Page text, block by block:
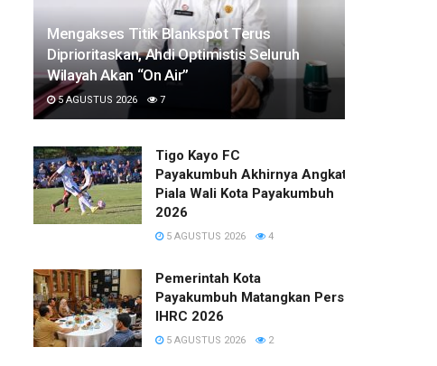
Mengakses Titik Blankspot Terus
Diprioritaskan, Ahdi Optimistis Seluruh
Wilayah Akan “On Air”
5 AGUSTUS 2026 7
Tigo Kayo FC
Payakumbuh Akhirnya Angkat Trofi
Piala Wali Kota Payakumbuh
2026
5 AGUSTUS 2026 4
Pemerintah Kota
Payakumbuh Matangkan Persiapan
IHRC 2026
5 AGUSTUS 2026 2